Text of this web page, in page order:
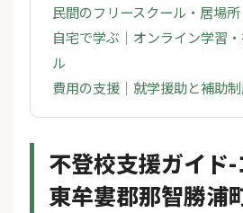
民間のフリースクール・居場
自宅で学ぶ｜オンライン学習
ル
費用の支援｜就学援助と補助
不登校支援ガイド
東牟婁郡那智勝浦